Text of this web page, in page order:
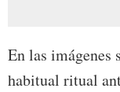
En las imágenes
habitual ritual